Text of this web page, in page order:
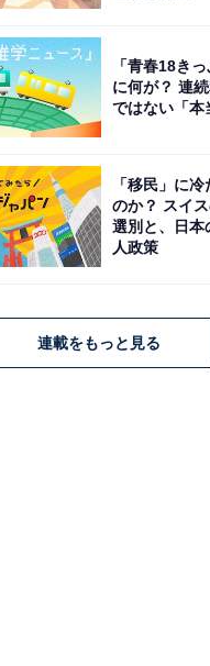
Amazonで見る
「青春18き
に何が？ 連
ではない「本
「移民」に
のか？ スイ
選別と、日本
人政策
連載をもっと見る